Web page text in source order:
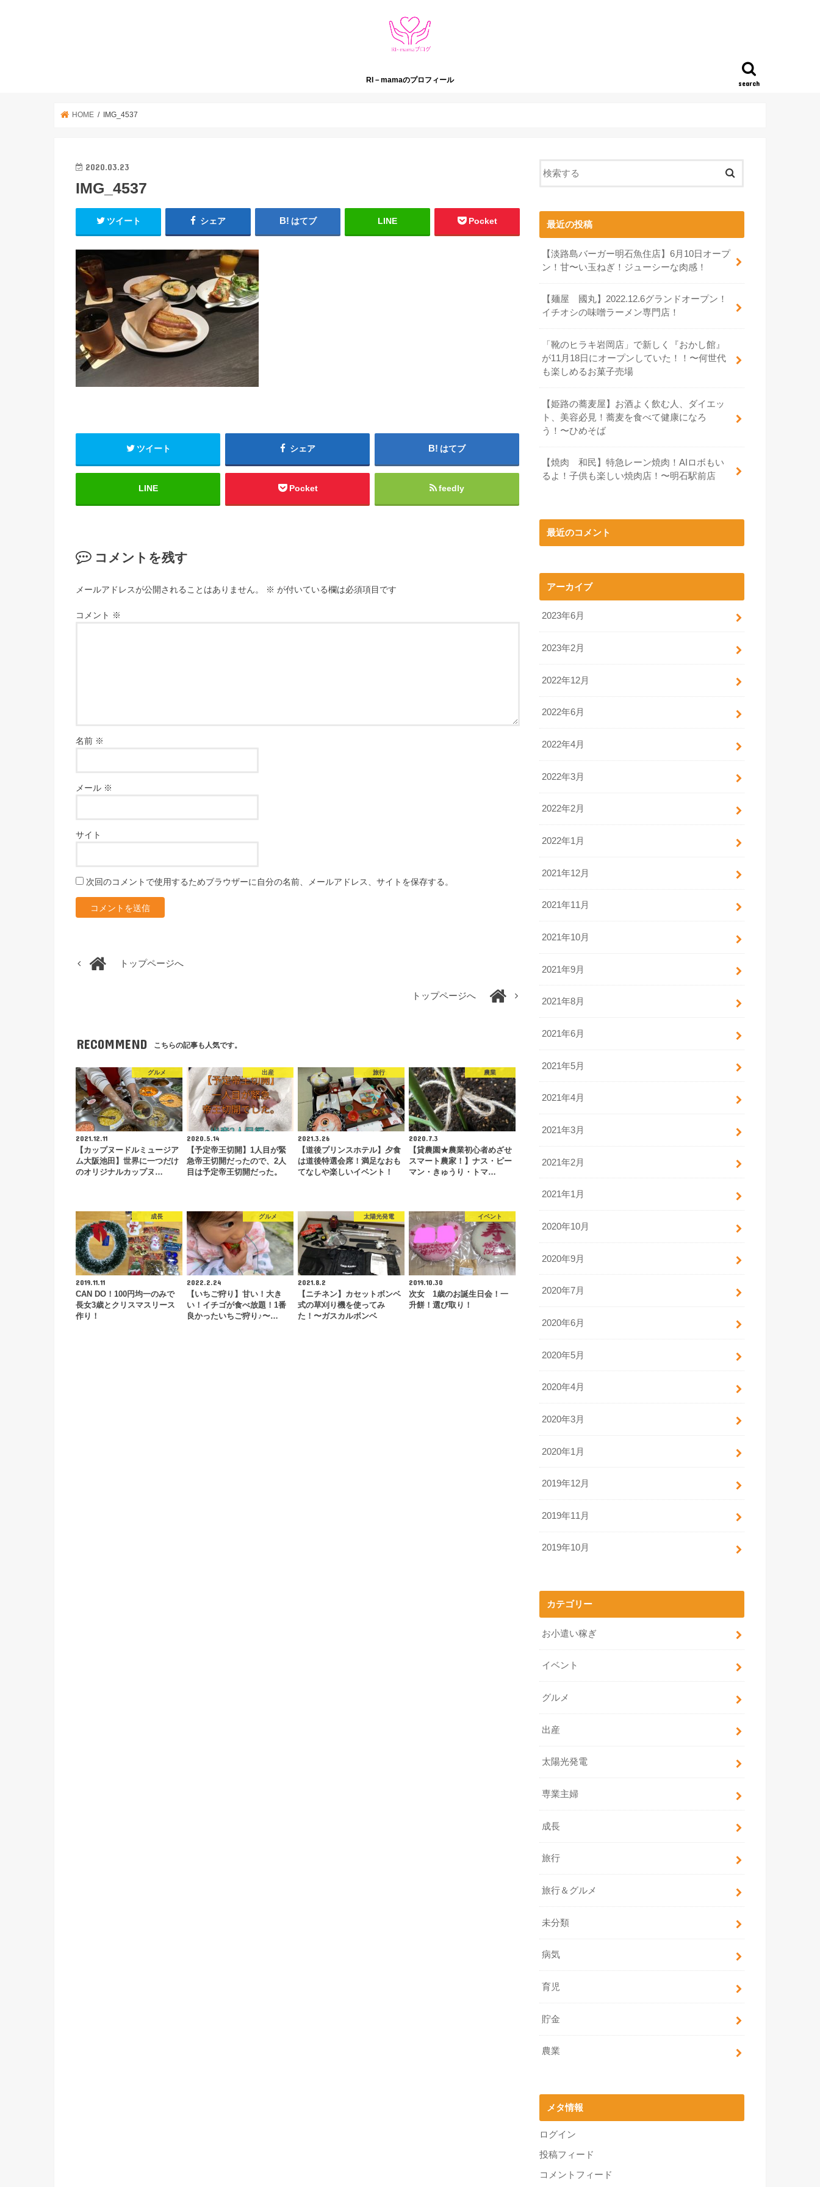
search
RI－mamaのプロフィール
HOME IMG_4537
2020.03.23
IMG_4537
ツイート シェア はてブ LINE Pocket
ツイート シェア はてブ
LINE Pocket feedly
コメントを残す
メールアドレスが公開されることはありません。 ※ が付いている欄は必須項目です
コメント ※
名前 ※
メール ※
サイト
次回のコメントで使用するためブラウザーに自分の名前、メールアドレス、サイトを保存する。
トップページへ
トップページへ
RECOMMEND こちらの記事も人気です。
グルメ
2021.12.11
【カップヌードルミュージア
ム大阪池田】世界に一つだけ
のオリジナルカップヌ…
出産
2020.5.14
【予定帝王切開】1人目が緊
急帝王切開だったので、2人
目は予定帝王切開だった。
旅行
2021.3.26
【道後プリンスホテル】夕食
は道後特選会席！満足なおも
てなしや楽しいイベント！
農業
2020.7.3
【貸農園★農業初心者めざせ
スマート農家！】ナス・ピー
マン・きゅうり・トマ…
成長
2019.11.11
CAN DO！100円均一のみで
長女3歳とクリスマスリース
作り！
グルメ
2022.2.24
【いちご狩り】甘い！大き
い！イチゴが食べ放題！1番
良かったいちご狩り♪〜…
太陽光発電
2021.8.2
【ニチネン】カセットボンベ
式の草刈り機を使ってみ
た！〜ガスカルボンベ
イベント
2019.10.30
次女 1歳のお誕生日会！一
升餅！選び取り！
最近の投稿
【淡路島バーガー明石魚住店】6月10日オープ
ン！甘〜い玉ねぎ！ジューシーな肉感！
【麺屋 國丸】2022.12.6グランドオープン！
イチオシの味噌ラーメン専門店！
「靴のヒラキ岩岡店」で新しく『おかし館』
が11月18日にオープンしていた！！〜何世代
も楽しめるお菓子売場
【姫路の蕎麦屋】お酒よく飲む人、ダイエッ
ト、美容必見！蕎麦を食べて健康になろ
う！〜ひめそば
【焼肉 和民】特急レーン焼肉！AIロボもい
るよ！子供も楽しい焼肉店！〜明石駅前店
最近のコメント
アーカイブ
2023年6月
2023年2月
2022年12月
2022年6月
2022年4月
2022年3月
2022年2月
2022年1月
2021年12月
2021年11月
2021年10月
2021年9月
2021年8月
2021年6月
2021年5月
2021年4月
2021年3月
2021年2月
2021年1月
2020年10月
2020年9月
2020年7月
2020年6月
2020年5月
2020年4月
2020年3月
2020年1月
2019年12月
2019年11月
2019年10月
カテゴリー
お小遣い稼ぎ
イベント
グルメ
出産
太陽光発電
専業主婦
成長
旅行
旅行＆グルメ
未分類
病気
育児
貯金
農業
メタ情報
ログイン
投稿フィード
コメントフィード